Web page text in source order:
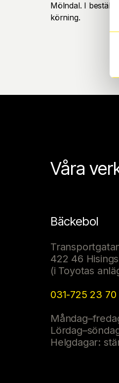
Mölndal. I
körning.
Våra
Bäckebol
422 46
(i Toyotas
031-725 23 70
Helgdagar: